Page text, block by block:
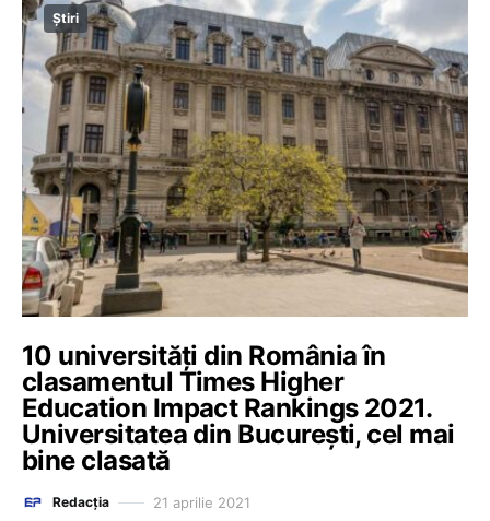
Știri
10 universități din România în
clasamentul Times Higher
Education Impact Rankings 2021.
Universitatea din București, cel mai
bine clasată
Redacția 21 aprilie 2021